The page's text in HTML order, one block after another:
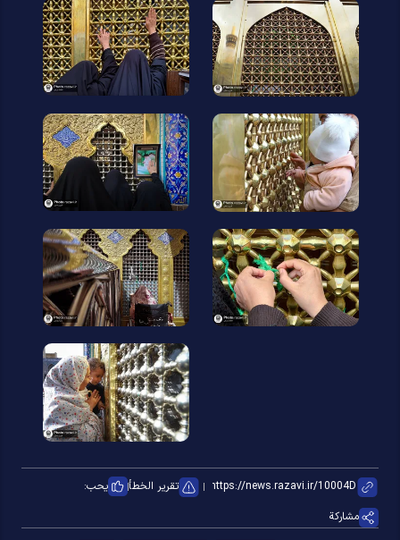
تقرير الخطأ
يحب:
مشاركة